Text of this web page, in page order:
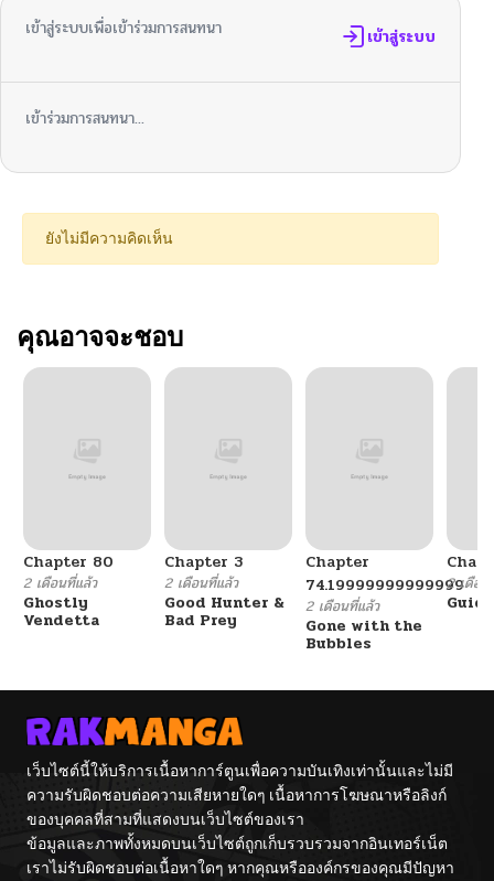
เข้าสู่ระบบเพื่อเข้าร่วมการสนทนา เข้าสู่ระบบ
เข้าร่วมการสนทนา...
ยังไม่มีความคิดเห็น
คุณอาจจะชอบ
Chapter 80
2 เดือนที่แล้ว
Ghostly
Vendetta
Chapter 3
2 เดือนที่แล้ว
Good Hunter &
Bad Prey
Chapter
74.19999999999999
2 เดือนที่แล้ว
Gone with the
Bubbles
2 เดือน
เว็บไซต์นี้ให้บริการเนื้อหาการ์ตูนเพื่อความบันเทิงเท่านั้นและไม่มี
ความรับผิดชอบต่อความเสียหายใดๆ เนื้อหาการโฆษณาหรือลิงก์
ของบุคคลที่สามที่แสดงบนเว็บไซต์ของเรา
ข้อมูลและภาพทั้งหมดบนเว็บไซต์ถูกเก็บรวบรวมจากอินเทอร์เน็ต
เราไม่รับผิดชอบต่อเนื้อหาใดๆ หากคุณหรือองค์กรของคุณมีปัญหา